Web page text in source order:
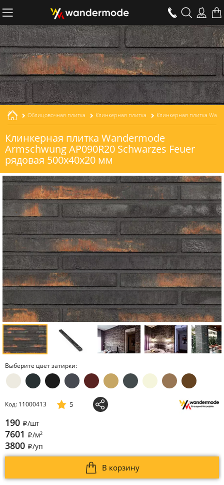
Облицовочная плитка Клинкерная плитка
Клинкерная плитка Wandermode
Armschwung AP090R20 Schwarzes Feuer
рядовая 500x40x20 мм
Выберите цвет затирки:
Код: 11000413 5
190 i/шт
7601 i/м2
3800 i/уп
В корзину